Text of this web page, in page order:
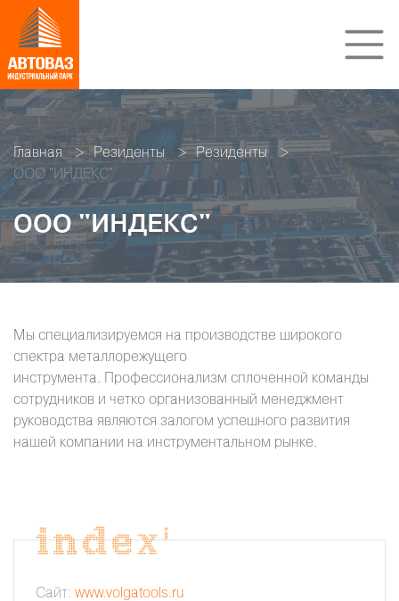
Главная Резиденты
Резиденты
ООО "ИНДЕКС"
ООО "ИНДЕКС"
Мы специализируемся на производстве широкого
спектра металлорежущего
инструмента. Профессионализм сплоченной команды
сотрудников и четко организованный менеджмент
руководства являются залогом успешного развития
нашей компании на инструментальном рынке.
Сайт: www.volgatools.ru